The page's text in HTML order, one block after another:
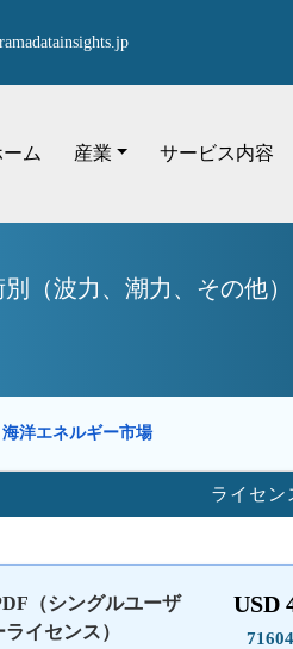
ーム 産業 サービス内容
（波力、潮力、その他
海洋エネルギー市場
ライセン
（シングルユーザ
ライセンス）
USD